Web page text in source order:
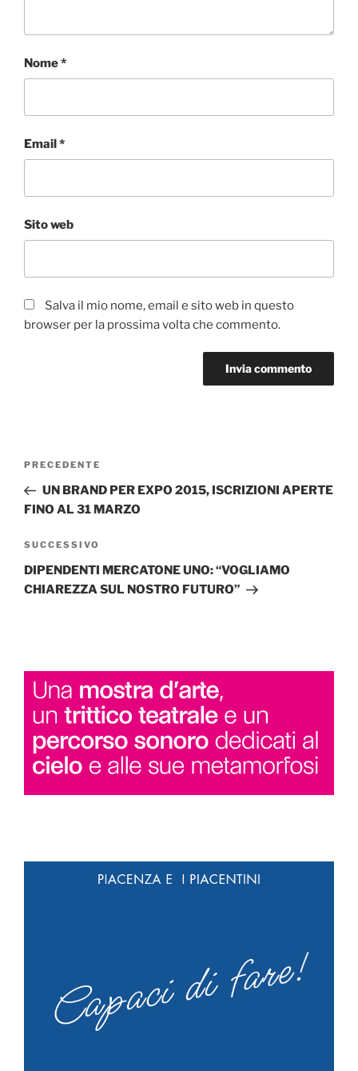
Nome*
Email*
Sito web
Salva il mio nome, email e sito web in questo
browser per la prossima volta che commento.
Navigazione
Articolo
precedente:
PRECEDENTE
UN BRAND PER EXPO 2015, ISCRIZIONI APERTE
FINO AL 31 MARZO
Articolo
successivo
SUCCESSIVO
DIPENDENTI MERCATONE UNO: “VOGLIAMO
CHIAREZZA SUL NOSTRO FUTURO”